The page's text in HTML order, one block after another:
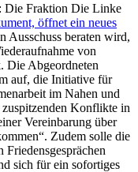
: Die Fraktion Die Linke
öffnet ein neues
Ausschuss beraten wird,
von
Die Abgeordneten
auf, die Initiative für
im Nahen und
Konflikte in
Vereinbarung über
Zudem solle die
sich für ein sofortiges